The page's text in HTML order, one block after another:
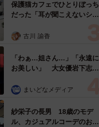
保護猫カフェでひとりぼっち
だった「耳が聞こえないシニ
のペットロスで適応障害だっ
古川 諭香
「わぁ…姐さん…」「永遠に
お美しい」 大女優岩下志麻
場
まいどなメディア
紗栄子の長男 18歳のモデ
ル、カジュアルコーデのおし